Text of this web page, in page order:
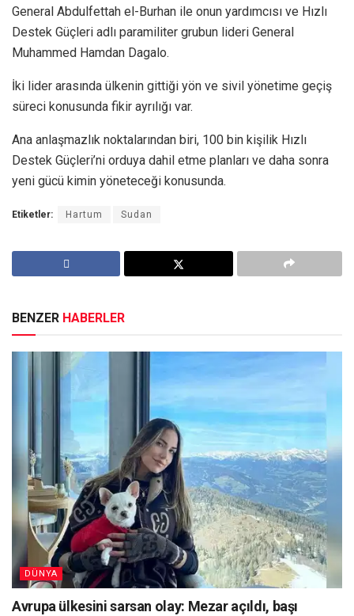
General Abdulfettah el-Burhan ile onun yardımcısı ve Hızlı
Destek Güçleri adlı paramiliter grubun lideri General
Muhammed Hamdan Dagalo.
İki lider arasında ülkenin gittiği yön ve sivil yönetime geçiş
süreci konusunda fikir ayrılığı var.
Ana anlaşmazlık noktalarından biri, 100 bin kişilik Hızlı
Destek Güçleri’ni orduya dahil etme planları ve daha sonra
yeni gücü kimin yöneteceği konusunda.
Etiketler: Hartum Sudan
BENZER HABERLER
DÜNYA
Avrupa ülkesini sarsan olay: Mezar açıldı, başı